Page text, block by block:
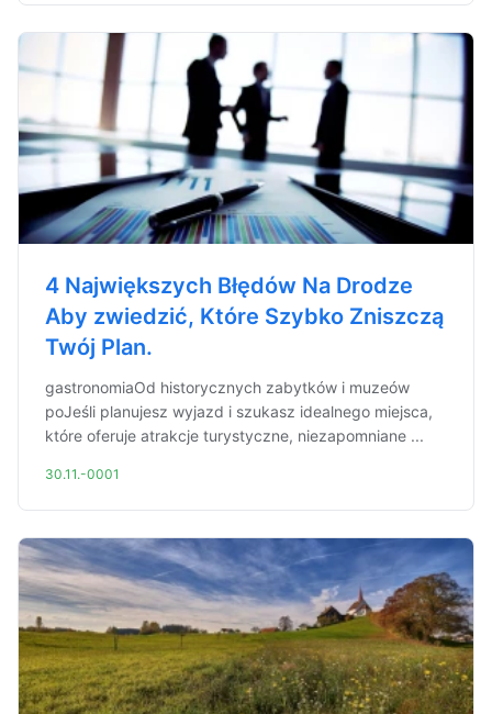
4 Największych Błędów Na Drodze
Aby zwiedzić, Które Szybko Zniszczą
Twój Plan.
gastronomiaOd historycznych zabytków i muzeów
poJeśli planujesz wyjazd i szukasz idealnego miejsca,
które oferuje atrakcje turystyczne, niezapomniane ...
30.11.-0001